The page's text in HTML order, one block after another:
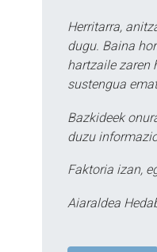
Herritarra,
dugu. Baina
hartzaile zaren
sustengua
Bazkideek
duzu
Faktoria izan,
Aiaraldea